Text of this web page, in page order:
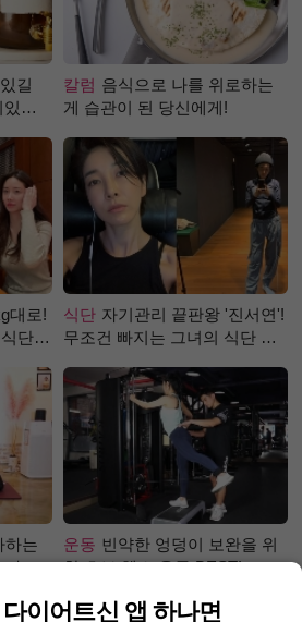
길
는
칼럼 음식으로 나를 위로하는
게 습관이 된 당신에게!
대로!
단
식단 자기관리 끝판왕 '진서연'!
무조건 빠지는 그녀의 식단 정
하는
라인
운동 빈약한 엉덩이 보완을 위
한 초보 헬스 운동 BEST!
다이어트신 앱 하나면